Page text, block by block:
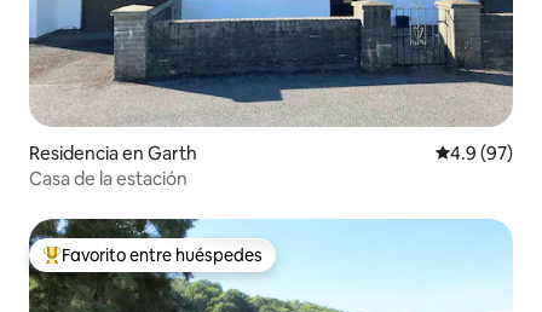
Residencia en Garth Calificación
4.9 (97)
Casa de la estación
De los mejores en Favorito entre huéspedes
Favorito entre huéspedes